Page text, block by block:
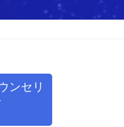
ンセリ